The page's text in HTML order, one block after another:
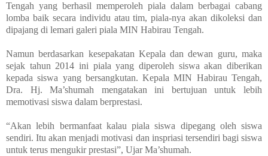
Tengah yang berhasil memperoleh piala dalam berbagai cabang
lomba baik secara individu atau tim, piala-nya akan dikoleksi dan
dipajang di lemari galeri piala MIN Habirau Tengah.
Namun berdasarkan kesepakatan Kepala dan dewan guru, maka
sejak tahun 2014 ini piala yang diperoleh siswa akan diberikan
kepada siswa yang bersangkutan. Kepala MIN Habirau Tengah,
Dra. Hj. Ma’shumah mengatakan ini bertujuan untuk lebih
memotivasi siswa dalam berprestasi.
“Akan lebih bermanfaat kalau piala siswa dipegang oleh siswa
sendiri. Itu akan menjadi motivasi dan inspriasi tersendiri bagi siswa
untuk terus mengukir prestasi”, Ujar Ma’shumah.